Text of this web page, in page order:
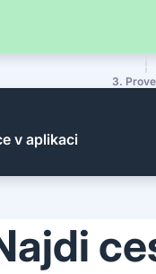
3.
v aplikaci